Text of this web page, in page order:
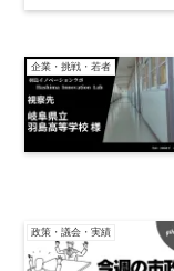
企業・挑戦・若者
政策・議会・実績